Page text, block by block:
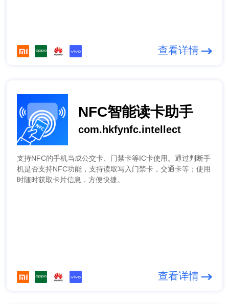
查看详情
NFC智能读卡助手
com.hkfynfc.intellect
支持NFC的手机当成公交卡、门禁卡等IC卡使用。通过判断手
机是否支持NFC功能，支持读取写入门禁卡，交通卡等；使用
时随时获取卡片信息，方便快捷。
查看详情